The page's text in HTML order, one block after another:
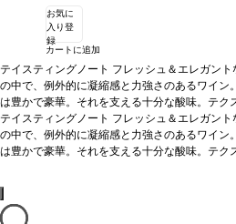
お気に
入り登
録
カートに追加
テイスティングノート フレッシュ＆エレガン
の中で、例外的に凝縮感と力強さのあるワイン
は豊かで豪華。それを支える十分な酸味。テク
も滑らかだが、余韻に強いグリップを感じる（
ら10月12日にかけて。補糖無しでこのアルコ
ヴィの持つ南向き斜面のおかげだろう。葡萄
テイスティングノート フレッシュ＆エレガン
の中で、例外的に凝縮感と力強さのあるワイン
は豊かで豪華。それを支える十分な酸味。テク
ら10月12日にかけて。補糖無しでこのアルコー
ヴィの持つ南向き斜面のおかげだろう。
フラン、18% カベルネ・ソーヴィニヨン